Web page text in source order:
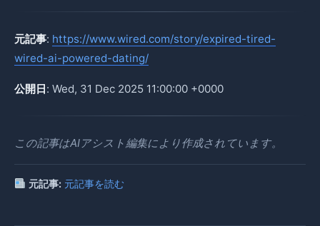
元記事: https://www.wired.com/story/expired-tired-
wired-ai-powered-dating/
公開日: Wed, 31 Dec 2025 11:00:00 +0000
この記事はAIアシスト編集により作成されています。
元記事: 元記事を読む